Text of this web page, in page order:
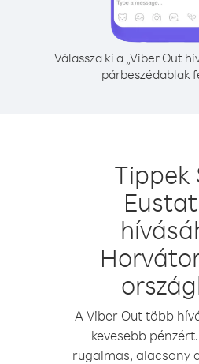
Válassza ki a „Viber Out
párbeszédablak
Tippek
A Viber Out több
kevesebb
rugalmas, alacsony